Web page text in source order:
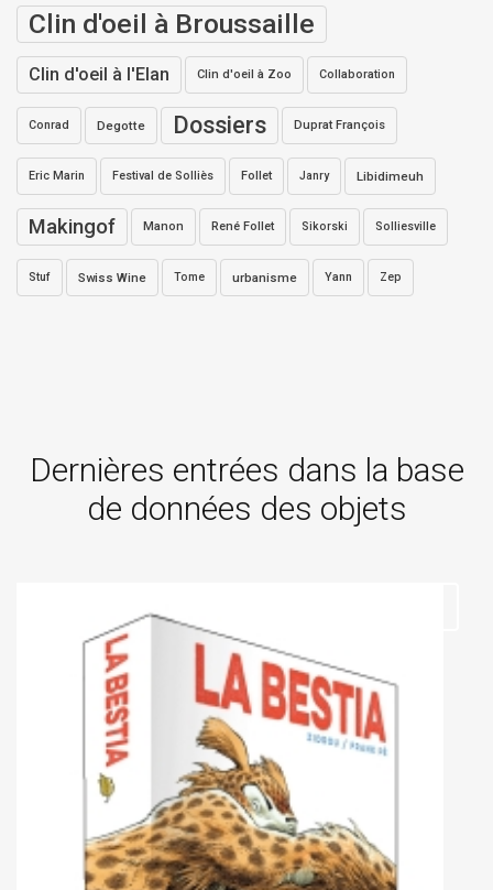
Clin d'oeil à Broussaille
Clin d'oeil à l'Elan Clin d'oeil à Zoo Collaboration
Conrad Degotte Dossiers Duprat François
Eric Marin Festival de Solliès Follet Janry Libidimeuh
Makingof Manon René Follet Sikorski Solliesville
Stuf Swiss Wine Tome urbanisme Yann Zep
Dernières entrées dans la base
de données des objets